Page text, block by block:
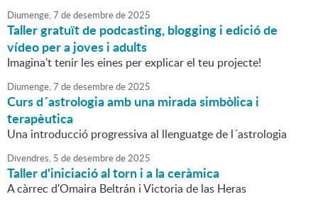
Diumenge,7 dedesembrede2025
Taller gratuït de podcasting, blogging i edició de
vídeo per a joves i adults
Imagina't tenir les eines per explicar el teu projecte!
Diumenge,7 dedesembrede2025
Curs d´astrologia amb una mirada simbòlica i
terapèutica
Una introducció progressiva al llenguatge de l´astrologia
Divendres, 5 dedesembrede2025
Taller d'iniciació al torn i a la ceràmica
A càrrec d'Omaira Beltrán i Victoria de las Heras